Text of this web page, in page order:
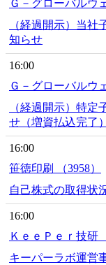
Ｇ－グローバルウ
（経過開示）当
知らせ
16:00
Ｇ－グローバルウ
（経過開示）特定
せ（増資払込完了）
16:00
笹徳印刷 （3958）
自己株式の取得状
16:00
ＫｅｅＰｅｒ技研
キーパーラボ運営